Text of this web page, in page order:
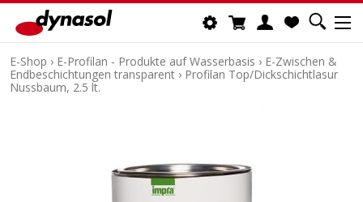
E-Shop › E-Profilan - Produkte auf Wasserbasis › E-Zwischen &
Endbeschichtungen transparent › Profilan Top/Dickschichtlasur
Nussbaum, 2.5 lt.